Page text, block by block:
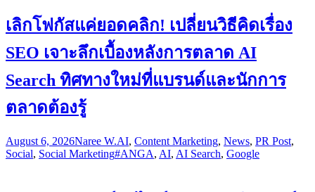
เลิกโฟกัสแค่ยอดคลิก! เปลี่ยนวิธีคิดเรื่อง
SEO เจาะลึกเบื้องหลังการตลาด AI
Search ทิศทางใหม่ที่แบรนด์และนักการ
ตลาดต้องรู้
August 6, 2026Naree W.AI, Content Marketing, News, PR Post,
Social, Social Marketing#ANGA, AI, AI Search, Google